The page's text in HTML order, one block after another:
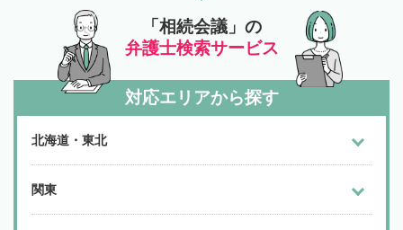
「相続会議」の
弁護士検索サービス
対応エリアから探す
北海道・東北
関東